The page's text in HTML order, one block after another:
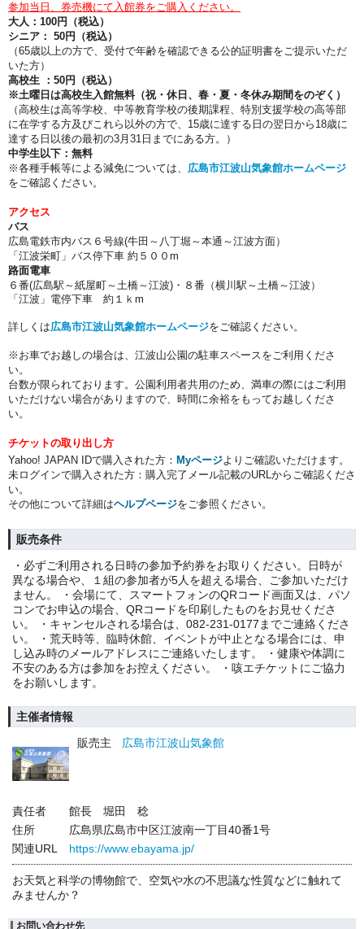
参加当日、券売機にて入館券をご購入ください。
大人：100円（税込）
シニア： 50円（税込）
（65歳以上の方で、受付で年齢を確認できる公的証明書をご提示いただ
いた方）
高校生 ：50円（税込）
※土曜日 は高校生入館無料（祝・休日、春・夏・冬休み期間をのぞく）
（高校生は高等学校、中等教育学校の後期課程、特別支援学校の高等部
に在学する方及びこれら以外の方で、15歳に達する日の翌日から18歳に
達する日以後の最初の3月31日までにある方。）
中学生以下：無料
※各種手帳等による減免については、 広島市江波山気象館ホームページ
をご確認ください。
アクセス
バス
広島電鉄市内バス６号線(牛田～八丁堀～本通～江波方面）
「江波栄町」バス停下車 約５００m
路面電車
６番(広島駅～紙屋町～土橋～江波)・８番（横川駅～土橋～江波）
「江波」電停下車 約１ｋm
詳しくは広島市江波山気象館ホームページをご確認ください。
※お車でお越しの場合は、江波山公園の駐車スペースをご利用くださ
い。
台数が限られております。公園利用者共用のため、満車の際にはご利用
いただけない場合がありますので、時間に余裕をもってお越しくださ
い。
チケットの取り出し方
Yahoo! JAPAN IDで購入された方： Myページよりご確認いただけます。
未ログインで購入された方：購入完了メール記載のURLからご確認くださ
い。
その他について詳細はヘルプページをご参照ください。
販売条件
・必ずご利用される日時の参加予約券をお取りください。日時が
異なる場合や、１組の参加者が5人を超える場合、ご参加いただけ
ません。 ・会場にて、スマートフォンのQRコード画面又は、パソ
コンでお申込の場合、QRコードを印刷したものをお見せくださ
い。 ・キャンセルされる場合は、082-231-0177までご連絡くださ
い。 ・荒天時等、臨時休館、イベントが中止となる場合には、申
し込み時のメールアドレスにご連絡いたします。 ・健康や体調に
不安のある方は参加をお控えください。 ・咳エチケットにご協力
をお願いします。
主催者情報
販売主
広島市江波山気象館
責任者
館長 堀田 稔
住所
広島県広島市中区江波南一丁目40番1号
関連URL
https://www.ebayama.jp/
お天気と科学の博物館で、空気や水の不思議な性質などに触れて
みませんか？
お問い合わせ先